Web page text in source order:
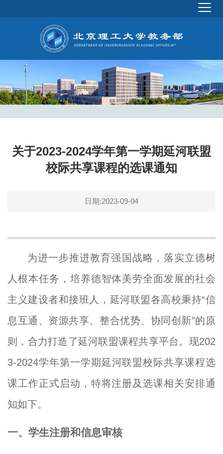
关于2023-2024学年第一学期延河联盟
校际共享课程的选课通知
日期:2023-09-04
为进一步推进教育强国战略，落实立德树
人根本任务，培养德智体美劳全面发展的社会
主义建设者和接班人，延河联盟各高校秉持“信
息互通、资源共享、整合优势、协同创新”的原
则，合力打造了延河联盟课程共享平台。现202
3-2024学年第一学期延河联盟校际共享课程选
课工作正式 启动，特将注册及选课相关安排通
知如下。
一、学生注册和信息审核